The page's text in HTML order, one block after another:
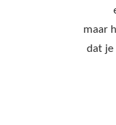
maar
dat je